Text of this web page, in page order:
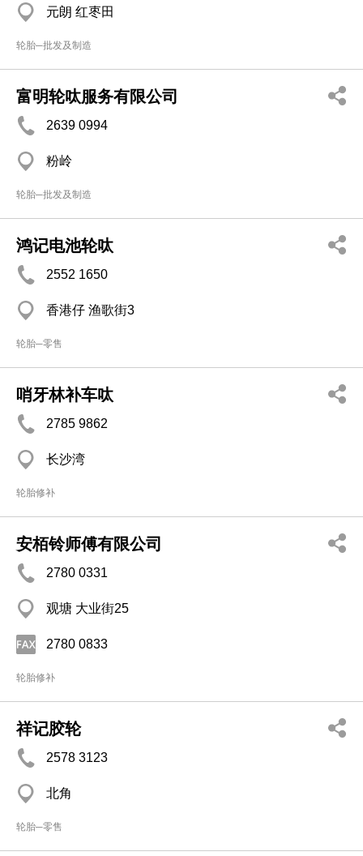
元朗 红枣田
轮胎─批发及制造
富明轮呔服务有限公司
2639 0994
粉岭
轮胎─批发及制造
鸿记电池轮呔
2552 1650
香港仔 渔歌街3
轮胎─零售
哨牙林补车呔
2785 9862
长沙湾
轮胎修补
安栢铃师傅有限公司
2780 0331
观塘 大业街25
2780 0833
轮胎修补
祥记胶轮
2578 3123
北角
轮胎─零售